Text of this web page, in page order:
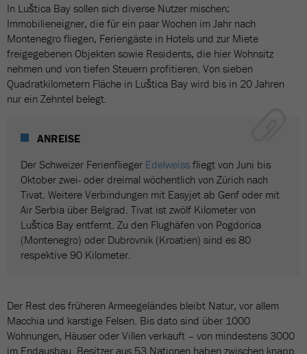
In Luštica Bay sollen sich diverse Nutzer mischen:
Immobilieneigner, die für ein paar Wochen im Jahr nach
Montenegro fliegen, Feriengäste in Hotels und zur Miete
freigegebenen Objekten sowie Residents, die hier Wohnsitz
nehmen und von tiefen Steuern profitieren. Von sieben
Quadratkilometern Fläche in Luštica Bay wird bis in 20 Jahren
nur ein Zehntel belegt.
ANREISE
Der Schweizer Ferienflieger Edelweiss fliegt von Juni bis
Oktober zwei- oder dreimal wöchentlich von Zürich nach
Tivat. Weitere Verbindungen mit Easyjet ab Genf oder mit
Air Serbia über Belgrad. Tivat ist zwölf Kilometer von
Luštica Bay entfernt. Zu den Flughäfen von Pogdorica
(Montenegro) oder Dubrovnik (Kroatien) sind es 80
respektive 90 Kilometer.
Der Rest des früheren Armeegeländes bleibt Natur, vor allem
Macchia und karstige Felsen. Bis dato sind über 1000
Wohnungen, Häuser oder Villen verkauft – von mindestens 3000
im Endausbau. Besitzer aus 53 Nationen haben zwischen knapp